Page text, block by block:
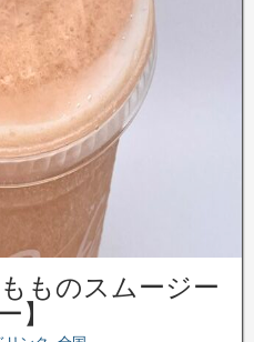
ものスムージー
】